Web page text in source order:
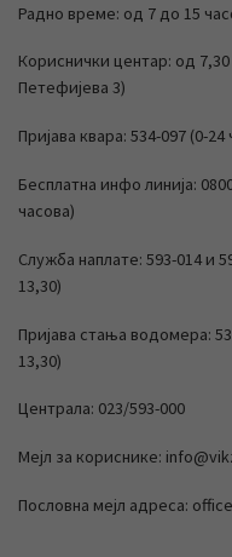
Радно време: од 7 до 15
Кориснички центар: од
Петефијева 3)
Пријава квара: 534-097 (0-24
Бесплатна инфо линија:
часова)
Служба наплате: 593-014 и
13,30)
Пријава стања водомера:
13,30)
Централа: 023/593-000
Мејл за кориснике:
Пословна мејл адреса: